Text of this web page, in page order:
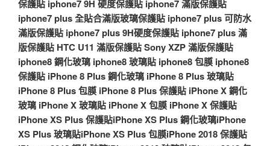
保護貼 iphone7 9H 硬度保護貼 iphone7 滿版保護貼
iphone7 plus 全貼合滿版玻璃保護貼 iphone7 plus 可防水
滿版保護貼 iphone7 plus 9H硬度保護貼 iphone7 plus 滿
版保護貼 HTC U11 滿版保護貼Sony XZP 滿版保護貼
iphone8 鋼化玻璃 iphone8 玻璃貼 iphone8 包膜 iphone8
保護貼 iPhone 8 Plus 鋼化玻璃 iPhone 8 Plus 玻璃貼
iPhone 8 Plus 包膜 iPhone 8 Plus 保護貼 iPhone X 鋼化
玻璃 iPhone X 玻璃貼 iPhone X 包膜 iPhone X 保護貼
iPhone XS Plus 保護貼iPhone XS Plus 鋼化玻璃iPhone
XS Plus 玻璃貼iPhone XS Plus 包膜iPhone 2018 保護貼